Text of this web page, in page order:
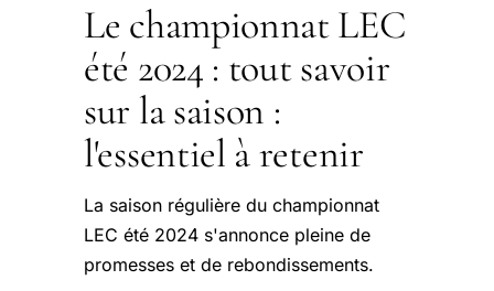
Le championnat LEC
été 2024 : tout savoir
sur la saison :
l'essentiel à retenir
La saison régulière du championnat
LEC été 2024 s'annonce pleine de
promesses et de rebondissements.